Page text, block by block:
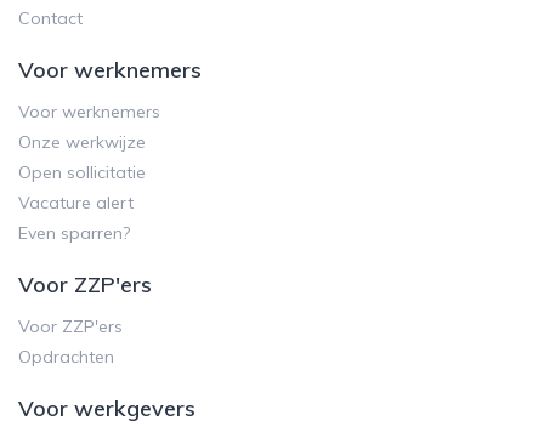
Contact
Voor werknemers
Voor werknemers
Onze werkwijze
Open sollicitatie
Vacature alert
Even sparren?
Voor ZZP'ers
Voor ZZP'ers
Opdrachten
Voor werkgevers